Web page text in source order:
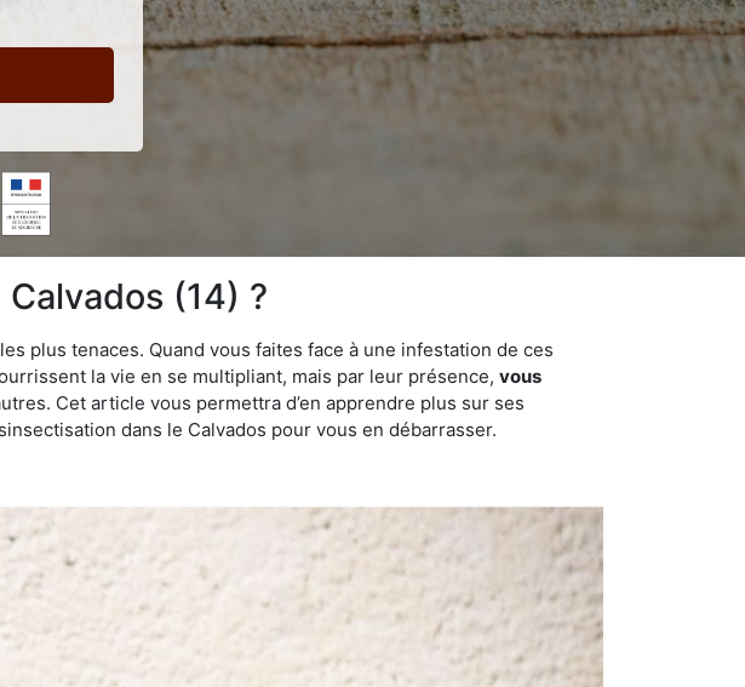
(14) ?
plus tenaces. Quand vous faites face à une infestation de ces
la vie en se multipliant, mais par leur présence, vous
Cet article vous permettra d’en apprendre plus sur ses
dans le Calvados pour vous en débarrasser.